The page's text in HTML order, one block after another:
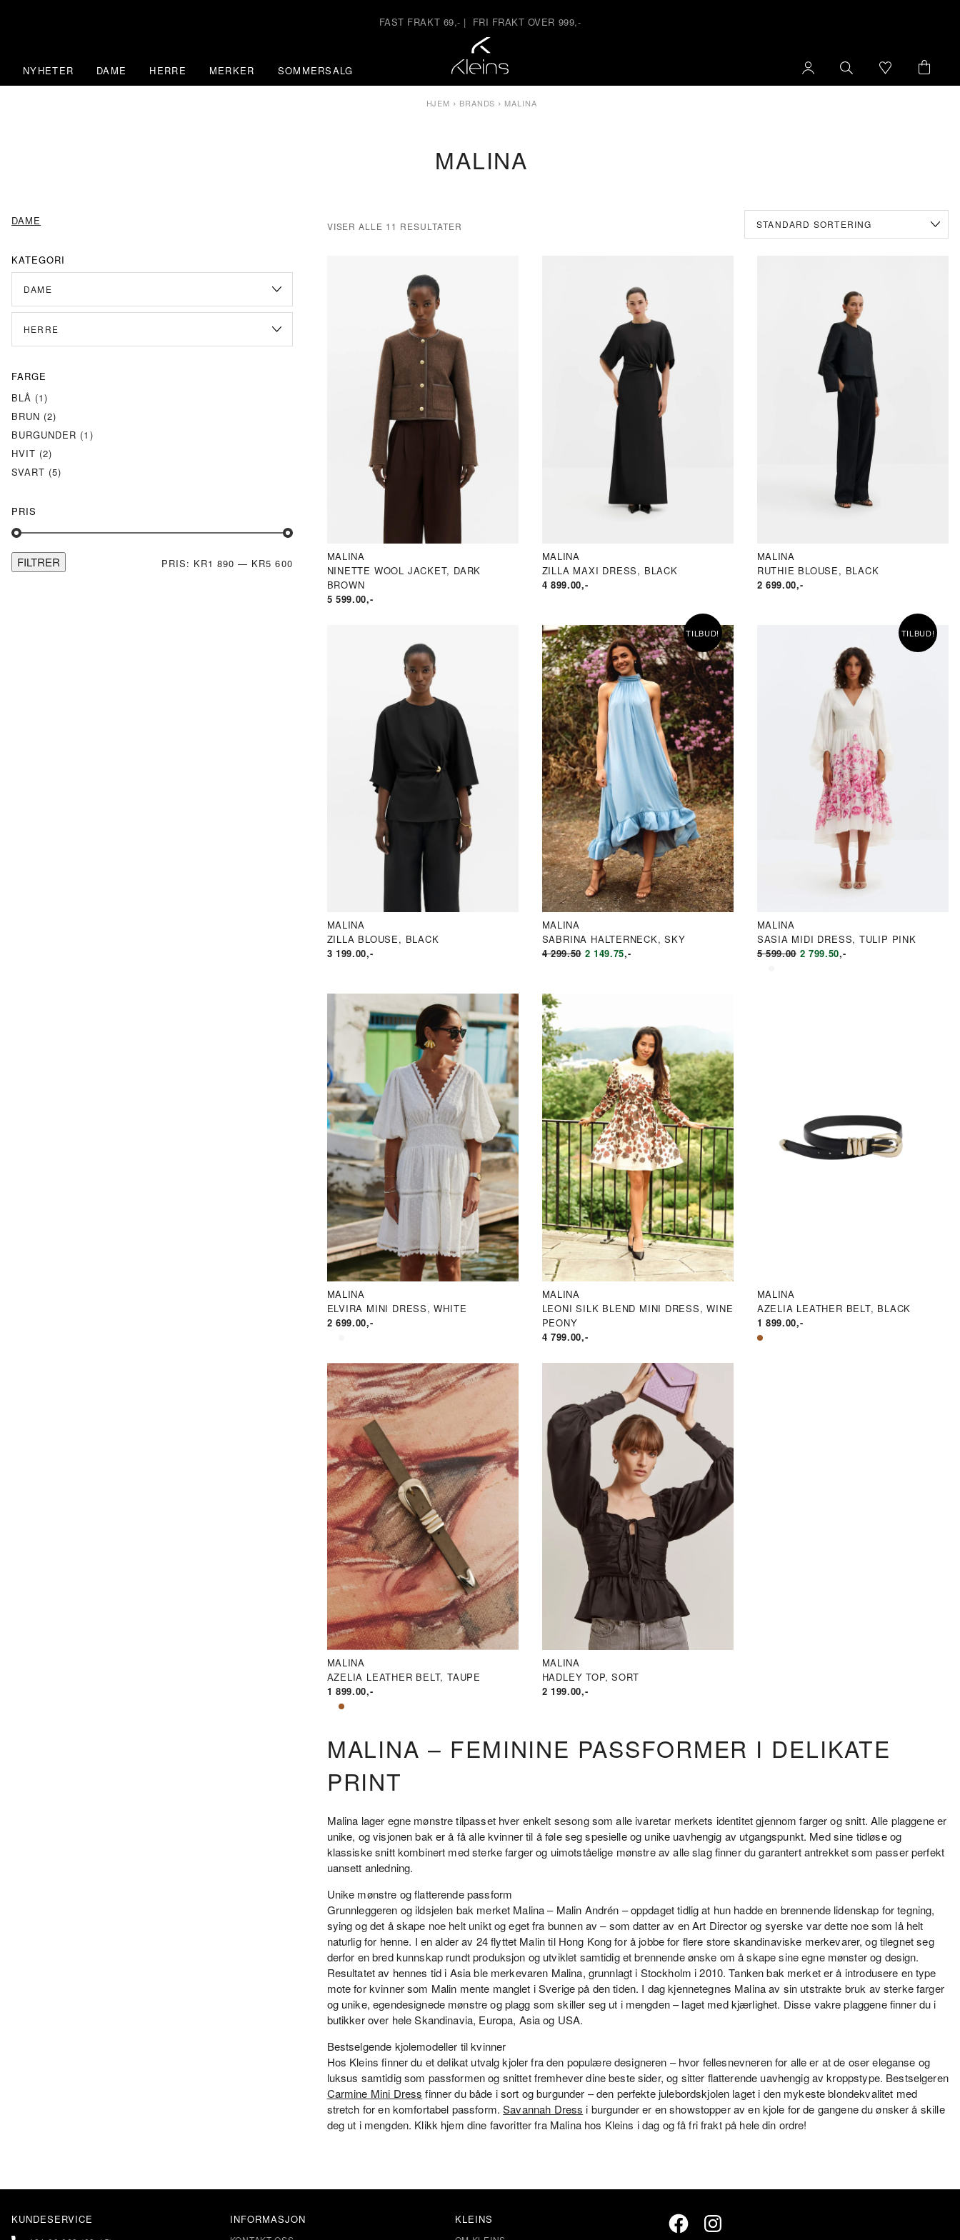
FAST FRAKT 69,- | FRI FRAKT OVER 999,-
NYHETER DAME HERRE MERKER SOMMERSALG
HJEM › BRANDS › MALINA
MALINA
VISER ALLE 11 RESULTATER
MALINA
NINETTE WOOL JACKET, DARK
BROWN
5 599.00,-
MALINA
ZILLA MAXI DRESS, BLACK
4 899.00,-
MALINA
RUTHIE BLOUSE, BLACK
2 699.00,-
MALINA
ZILLA BLOUSE, BLACK
3 199.00,-
TILBUD!
MALINA
SABRINA HALTERNECK, SKY
4 299.50 OPPRINNELIG
2 149.75NÅVÆRENDE
,-
TILBUD!
MALINA
SASIA MIDI DRESS, TULIP PINK
5 599.00 OPPRINNELIG
2 799.50NÅVÆRENDE
,-
MALINA
ELVIRA MINI DRESS, WHITE
2 699.00,-
MALINA
LEONI SILK BLEND MINI DRESS, WINE
PEONY
4 799.00,-
MALINA
AZELIA LEATHER BELT, BLACK
1 899.00,-
MALINA
AZELIA LEATHER BELT, TAUPE
1 899.00,-
MALINA
HADLEY TOP, SORT
2 199.00,-
MALINA – FEMININE PASSFORMER I DELIKATE
PRINT
Malina lager egne mønstre tilpasset hver enkelt sesong som alle ivaretar merkets identitet gjennom farger og snitt. Alle plaggene er
unike, og visjonen bak er å få alle kvinner til å føle seg spesielle og unike uavhengig av utgangspunkt. Med sine tidløse og
klassiske snitt kombinert med sterke farger og uimotståelige mønstre av alle slag finner du garantert antrekket som passer perfekt
uansett anledning.
Unike mønstre og flatterende passform
Grunnleggeren og ildsjelen bak merket Malina – Malin Andrén – oppdaget tidlig at hun hadde en brennende lidenskap for tegning,
sying og det å skape noe helt unikt og eget fra bunnen av – som datter av en Art Director og syerske var dette noe som lå helt
naturlig for henne. I en alder av 24 flyttet Malin til Hong Kong for å jobbe for flere store skandinaviske merkevarer, og tilegnet seg
derfor en bred kunnskap rundt produksjon og utviklet samtidig et brennende ønske om å skape sine egne mønster og design.
Resultatet av hennes tid i Asia ble merkevaren Malina, grunnlagt i Stockholm i 2010. Tanken bak merket er å introdusere en type
mote for kvinner som Malin mente manglet i Sverige på den tiden. I dag kjennetegnes Malina av sin utstrakte bruk av sterke farger
og unike, egendesignede mønstre og plagg som skiller seg ut i mengden – laget med kjærlighet. Disse vakre plaggene finner du i
butikker over hele Skandinavia, Europa, Asia og USA.
Bestselgende kjolemodeller til kvinner
Hos Kleins finner du et delikat utvalg kjoler fra den populære designeren – hvor fellesnevneren for alle er at de oser eleganse og
luksus samtidig som passformen og snittet fremhever dine beste sider, og sitter flatterende uavhengig av kroppstype. Bestselgeren
Carmine Mini Dress finner du både i sort og burgunder – den perfekte julebordskjolen laget i den mykeste blondekvalitet med
stretch for en komfortabel passform.Savannah Dress i burgunder er en showstopper av en kjole for de gangene du ønsker å skille
deg ut i mengden. Klikk hjem dine favoritter fra Malina hos Kleins i dag og få fri frakt på hele din ordre!
DAME
KATEGORI
FARGE
BLÅ (1)
BRUN (2)
BURGUNDER (1)
HVIT (2)
SVART (5)
PRIS
MIN.
MAKSPRIS
FILTRER PRIS: KR1 890 — KR5 600
KUNDESERVICE INFORMASJON KLEINS Facebook
Instagram